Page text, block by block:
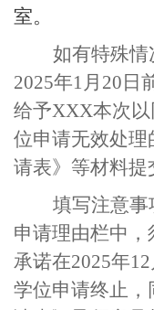
室。
如有特殊情
2025年1 月 20 日
给予XXX本次
位申请无效处理
请表》等材料提
填写注意事
申请理由栏中，
承诺在2025年12
学位申请终止